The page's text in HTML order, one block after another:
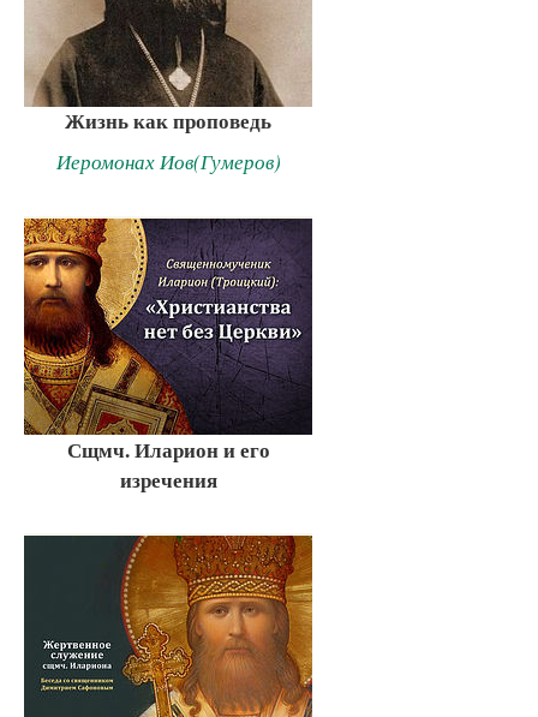
Жизнь как проповедь
Иеромонах Иов(Гумеров)
Сщмч. Иларион и его
изречения